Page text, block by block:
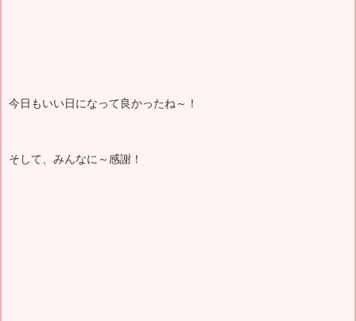
今日もいい日になって良かったね～！
そして、みんなに～感謝！